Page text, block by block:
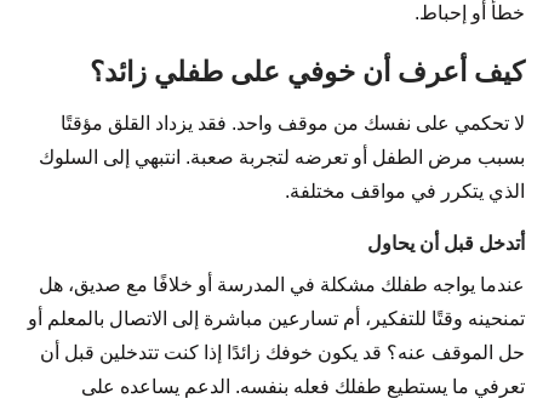
خطأ أو إحباط.
كيف أعرف أن خوفي على طفلي زائد؟
لا تحكمي على نفسك من موقف واحد. فقد يزداد القلق مؤقتًا
بسبب مرض الطفل أو تعرضه لتجربة صعبة. انتبهي إلى السلوك
الذي يتكرر في مواقف مختلفة.
أتدخل قبل أن يحاول
عندما يواجه طفلك مشكلة في المدرسة أو خلافًا مع صديق، هل
تمنحينه وقتًا للتفكير، أم تسارعين مباشرة إلى الاتصال بالمعلم أو
حل الموقف عنه؟ قد يكون خوفك زائدًا إذا كنت تتدخلين قبل أن
تعرفي ما يستطيع طفلك فعله بنفسه. الدعم يساعده على